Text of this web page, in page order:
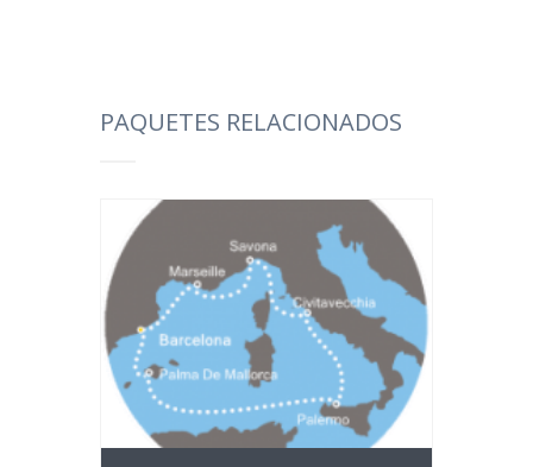
PAQUETES RELACIONADOS